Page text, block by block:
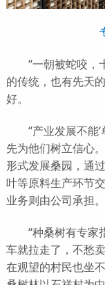
“一朝被蛇咬，十
的传统，也有先天
好。
“产业发展不能‘
先为他们树立信心
形式发展桑园，通
叶等原料生产环节
业务则由公司承担。
“种桑树有专家指
车就拉走了，不愁
在观望的村民也坐